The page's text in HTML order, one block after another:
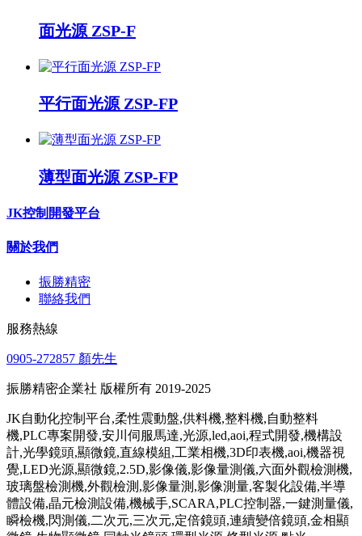
面光源 ZSP-F
平行面光源 ZSP-FP
薄型面光源 ZSP-FP
JK控制開發平台
關於我們
振勝精密
聯絡我們
服務熱線
0905-272857 顏先生
振勝精密企業社 版權所有 2019-2025
JK自動化控制平台,柔性震動盤,供料機,整料機,自動整料
機,PLC專案開發,安川伺服馬達,光源,led,aoi,程式開發,機構設
計,光學鏡頭,顯微鏡,直線模組,工業相機,3D印表機,aoi,機器視
覺,LED光源,顯微鏡,2.5D,影像儀,影像量測儀,六面外觀檢測機,
玻璃盤檢測機,外觀檢測,影像量測,影像測量,客製化設備,半導
體設備,晶元檢測設備,機械手,SCARA,PLC控制器,一鍵測量儀,
瞬檢機,閃測儀,二次元,三次元,定倍鏡頭,連續變倍鏡頭,金相顯